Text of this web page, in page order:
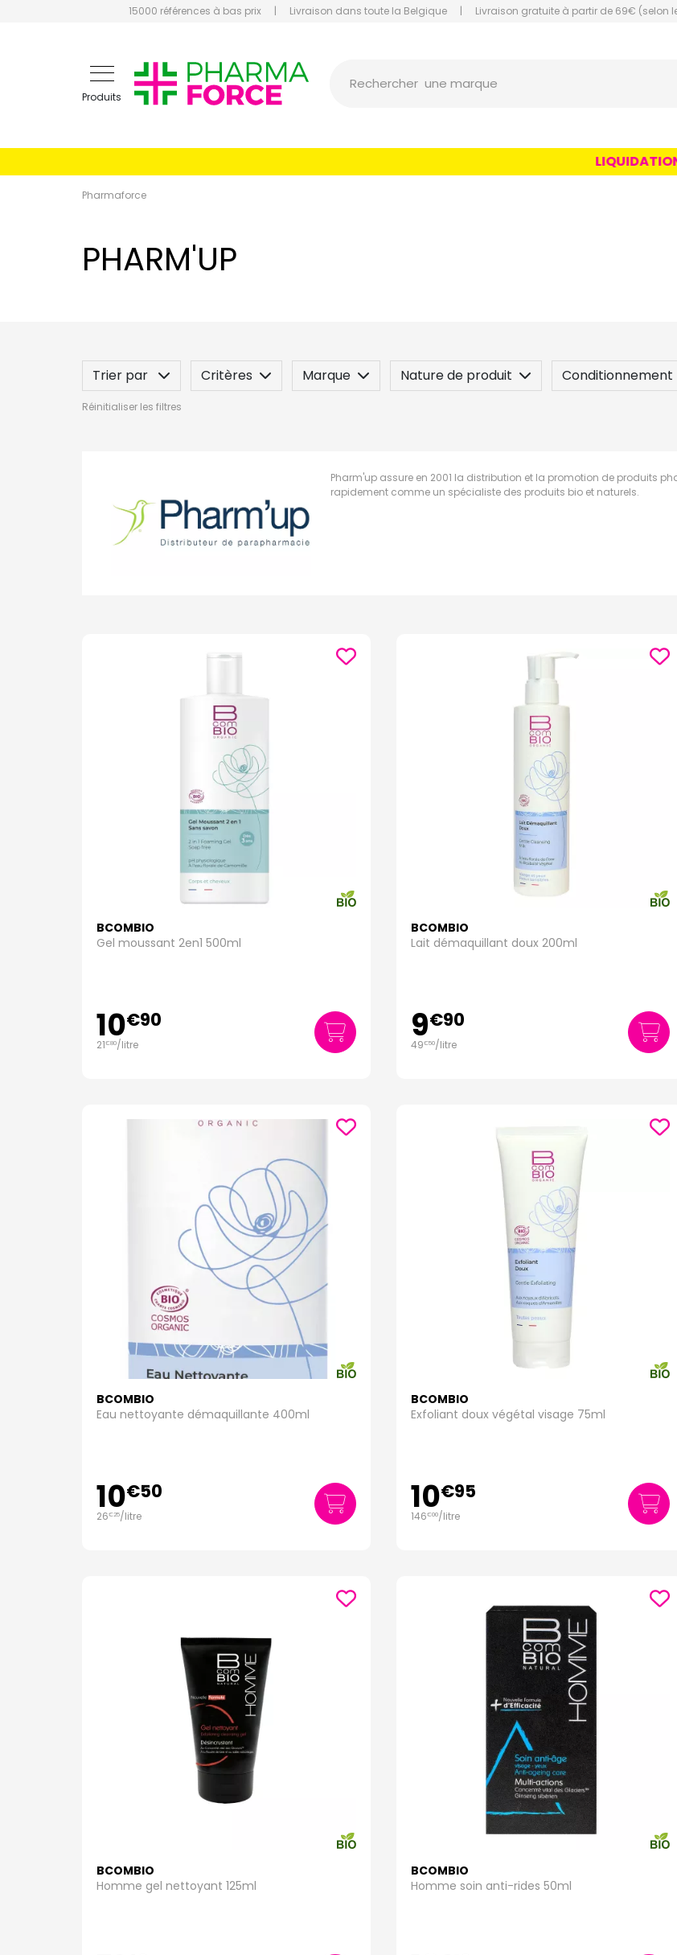
15000 références à bas prix | Livraison dans toute la Belgique | Livraison gratuite à partir de 69€ (selon
Produits
Rechercher
un conseil
LIQUIDATION
Pharmaforce
PHARM'UP
Trier par Critères Marque Nature de produit Conditionnement
Label
Indication / Contre-indication
Réinitialiser les filtres
Pharm'up assure en 2001 la distribution et la promotion de produits
rapidement comme un spécialiste des produits bio et naturels.
BCOMBIO
Gel moussant 2en1 500ml
10€90
21€80/litre
BCOMBIO
Lait démaquillant doux 200ml
9€90
49€50/litre
BCOMBIO
Eau nettoyante démaquillante 400ml
10€50
26€25/litre
BCOMBIO
Exfoliant doux végétal visage 75ml
10€95
146€00/litre
BCOMBIO
Homme gel nettoyant 125ml
BCOMBIO
Homme soin anti-rides 50ml